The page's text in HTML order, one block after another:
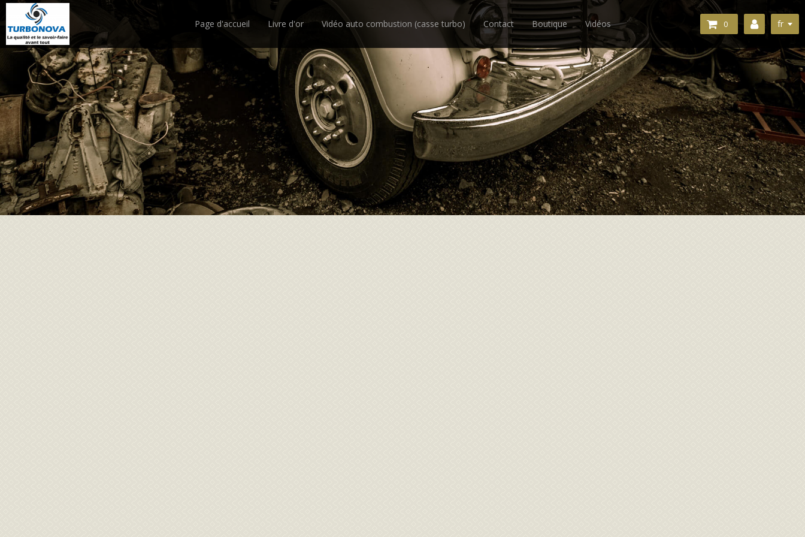
Page d'accueil Livre d'or Vidéo auto combustion (casse turbo) Contact Boutique Vidéos 0 fr